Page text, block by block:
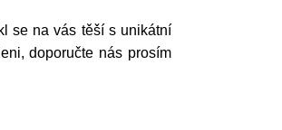
se na vás těší s unikátní
doporučte nás prosím